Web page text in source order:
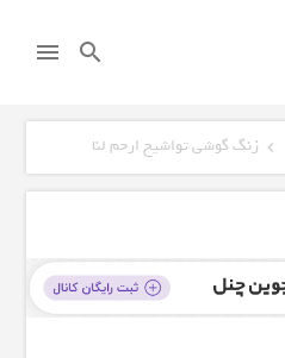
search
menu
زنگ گوشی تواشیح ارحم لنا